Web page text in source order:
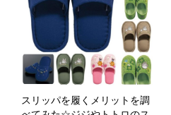
スリッパを履くメリットを調